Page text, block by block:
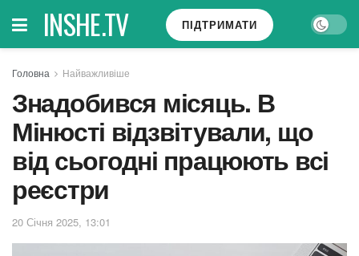
INSHE.TV ПІДТРИМАТИ
Головна Найважливіше
Знадобився місяць. В
Мінюсті відзвітували, що
від сьогодні працюють всі
реєстри
20 Січня 2025, 13:01